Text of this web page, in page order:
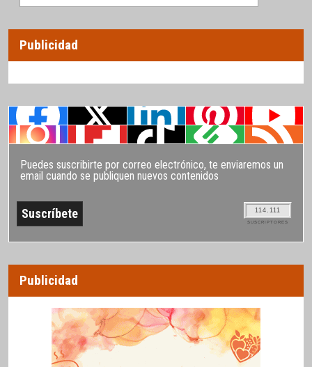
Publicidad
Puedes suscribirte por correo electrónico, te enviaremos un
email cuando se publiquen nuevos contenidos
114.111
SUSCRIPTORES
Publicidad